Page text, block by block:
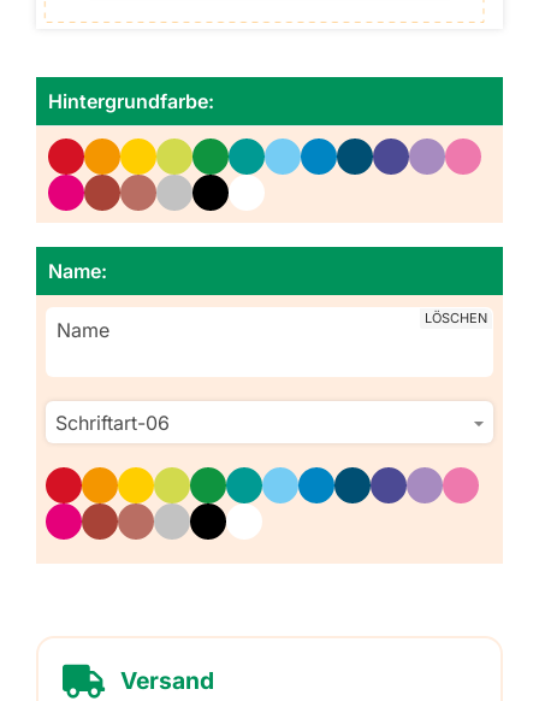
Hintergrundfarbe:
Name:
LÖSCHEN
Versand